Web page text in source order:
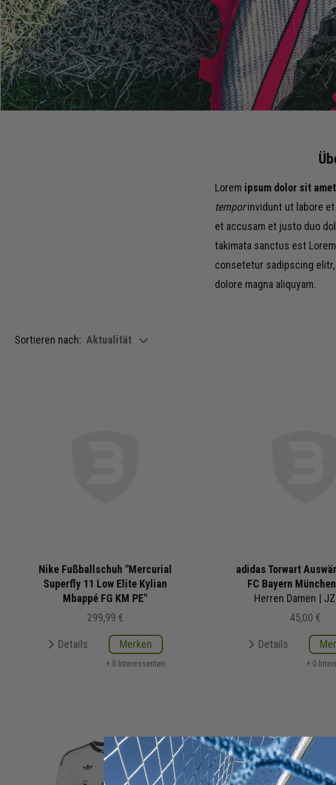
Lorem ipsum dolor sit
temporinvidunt ut labore et
et accusam et justo duo
takimata sanctus est
consetetur sadipscing
dolore magna aliquyam.
Sortieren nach: show filteroptions
Aktualität
Nike Fußballschuh "Mercurial
Superfly 11 Low Elite Kylian
Mbappé FG KM PE"
299,99 €
Details Merken
+ 0 Interessenten
adidas Torwart
FC Bayern
Herren Damen |
45,00 €
Details
+ 0